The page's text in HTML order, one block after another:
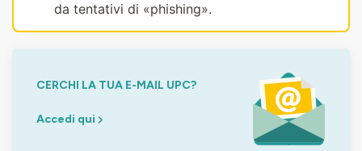
da tentativi di «phishing».
CERCHI LA TUA E-MAIL UPC?
Accedi qui